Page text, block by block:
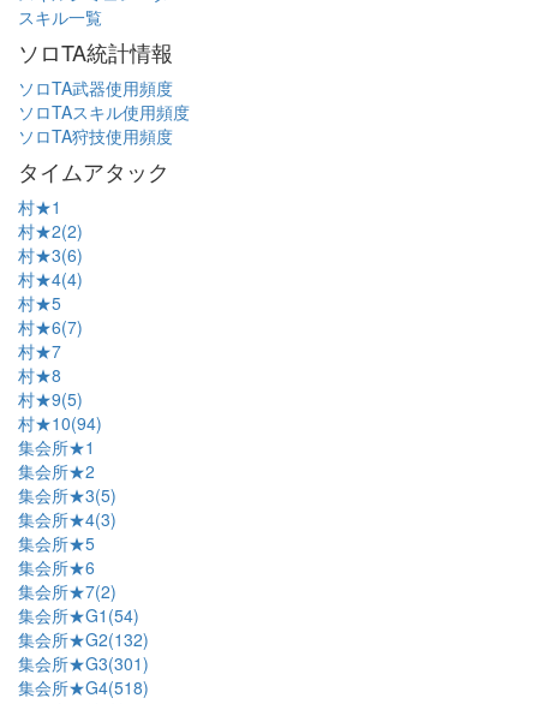
スキル一覧
ソロTA統計情報
ソロTA武器使用頻度
ソロTAスキル使用頻度
ソロTA狩技使用頻度
タイムアタック
村★1
村★2(2)
村★3(6)
村★4(4)
村★5
村★6(7)
村★7
村★8
村★9(5)
村★10(94)
集会所★1
集会所★2
集会所★3(5)
集会所★4(3)
集会所★5
集会所★6
集会所★7(2)
集会所★G1(54)
集会所★G2(132)
集会所★G3(301)
集会所★G4(518)